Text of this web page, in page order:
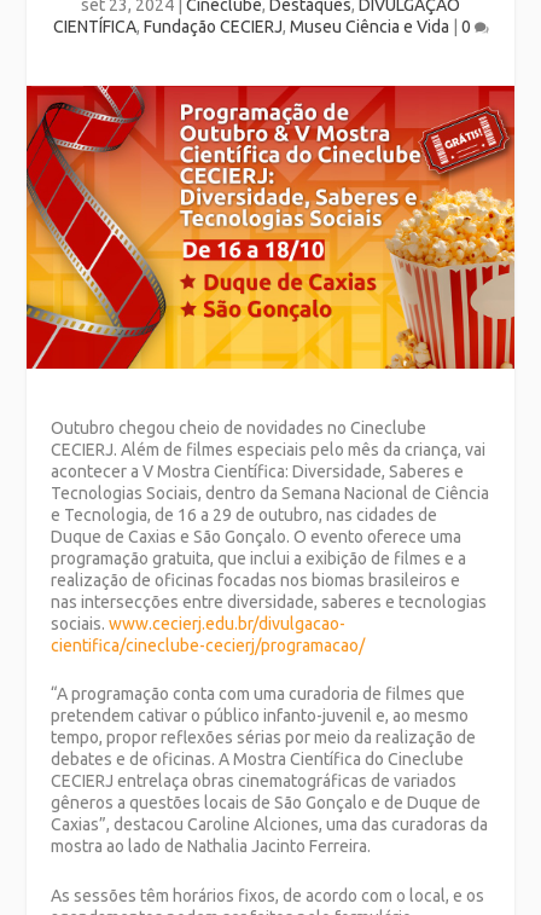
set 23, 2024 Cineclube, Destaques, DIVULGAÇÃO
CIENTÍFICA, Fundação CECIERJ, Museu Ciência e Vida 0
Outubro chegou cheio de novidades no Cineclube
CECIERJ. Além de filmes especiais pelo mês da criança, vai
acontecer a V Mostra Científica: Diversidade, Saberes e
Tecnologias Sociais, dentro da Semana Nacional de Ciência
e Tecnologia, de 16 a 29 de outubro, nas cidades de
Duque de Caxias e São Gonçalo. O evento oferece uma
programação gratuita, que inclui a exibição de filmes e a
realização de oficinas focadas nos biomas brasileiros e
nas intersecções entre diversidade, saberes e tecnologias
sociais.www.cecierj.edu.br/divulgacao-
cientifica/cineclube-cecierj/programacao/
“A programação conta com uma curadoria de filmes que
pretendem cativar o público infanto-juvenil e, ao mesmo
tempo, propor reflexões sérias por meio da realização de
debates e de oficinas. A Mostra Científica do Cineclube
CECIERJ entrelaça obras cinematográficas de variados
gêneros a questões locais de São Gonçalo e de Duque de
Caxias”, destacou Caroline Alciones, uma das curadoras da
mostra ao lado de Nathalia Jacinto Ferreira.
As sessões têm horários fixos, de acordo com o local, e os